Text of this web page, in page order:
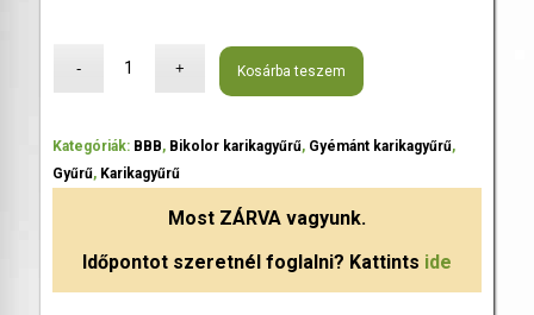
Kosárba teszem
Kategóriák: BBB, Bikolor karikagyűrű, Gyémánt karikagyűrű,
Gyűrű, Karikagyűrű
Most ZÁRVAvagyunk.
Időpontot szeretnél foglalni? Kattints ide